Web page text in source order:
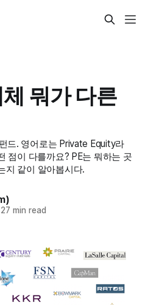
뭐가 다른
드. 영어로는 Private Equity라
점이 다를까요? PE는 뭐하는 곳
지 같이 알아봅시다.
min read